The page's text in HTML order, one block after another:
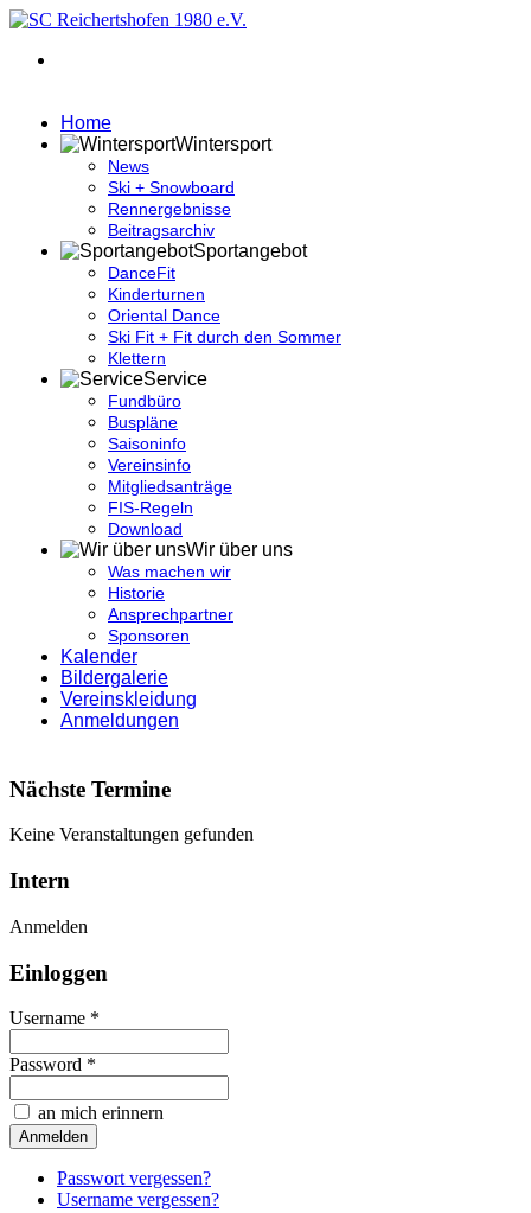
Home
Wintersport
News
Ski + Snowboard
Rennergebnisse
Beitragsarchiv
Sportangebot
DanceFit
Kinderturnen
Oriental Dance
Ski Fit + Fit durch den Sommer
Klettern
Service
Fundbüro
Buspläne
Saisoninfo
Vereinsinfo
Mitgliedsanträge
FIS-Regeln
Download
Wir über uns
Was machen wir
Historie
Ansprechpartner
Sponsoren
Kalender
Bildergalerie
Vereinskleidung
Anmeldungen
Nächste Termine
Keine Veranstaltungen gefunden
Intern
Anmelden
Einloggen
Username *
Password *
an mich erinnern
Passwort vergessen?
Username vergessen?